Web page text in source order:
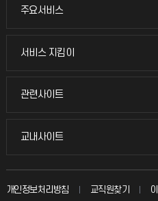
주요서비스
주요서비스
교무회의방송
입학안내
서비스 지킴이
서비스 지킴이
묻고 답하기
칭찬마당
관련사이트
관련사이트
국방헬프콜
교내사이트
교내사이트
교수회
개인정보처리방침 교직원찾기